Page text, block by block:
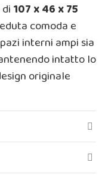
107 x 46 x 75
comoda e
interni ampi sia
intatto lo
originale